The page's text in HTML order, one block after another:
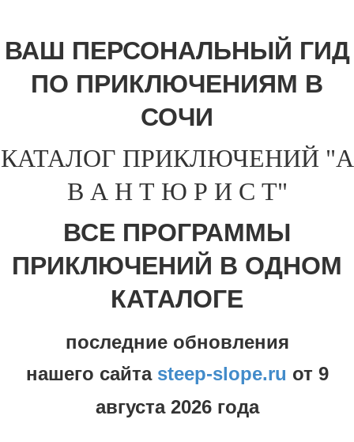
ВАШ ПЕРСОНАЛЬНЫЙ ГИД
ПО ПРИКЛЮЧЕНИЯМ В
СОЧИ
КАТАЛОГ ПРИКЛЮЧЕНИЙ "А
В А Н Т Ю Р И С Т"
ВСЕ ПРОГРАММЫ
ПРИКЛЮЧЕНИЙ В ОДНОМ
КАТАЛОГЕ
последние обновления
нашего сайта steep-slope.ru от 9
августа 2026 года